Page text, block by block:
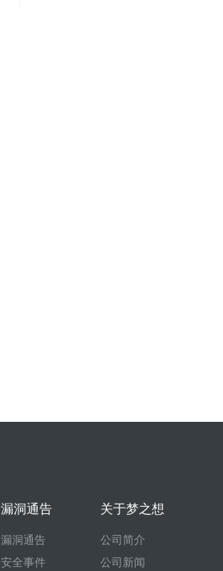
漏洞通告
漏洞通告
安全事件
关于梦之想
公司简介
公司新闻